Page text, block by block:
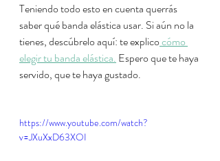
Teniendo todo esto en cuenta querrás
saber qué banda elástica usar. Si aún no la
tienes, descúbrelo aquí: te explico cómo
elegir tu banda elástica. Espero que te haya
servido, que te haya gustado.
https://www.youtube.com/watch?
v=JXuXxD63XOI